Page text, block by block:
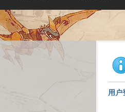
用户